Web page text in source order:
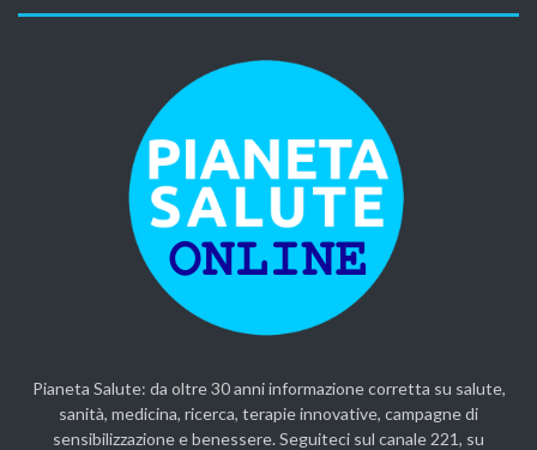
Pianeta Salute: da oltre 30 anni informazione corretta su salute,
sanità, medicina, ricerca, terapie innovative, campagne di
sensibilizzazione e benessere. Seguiteci sul canale 221, su